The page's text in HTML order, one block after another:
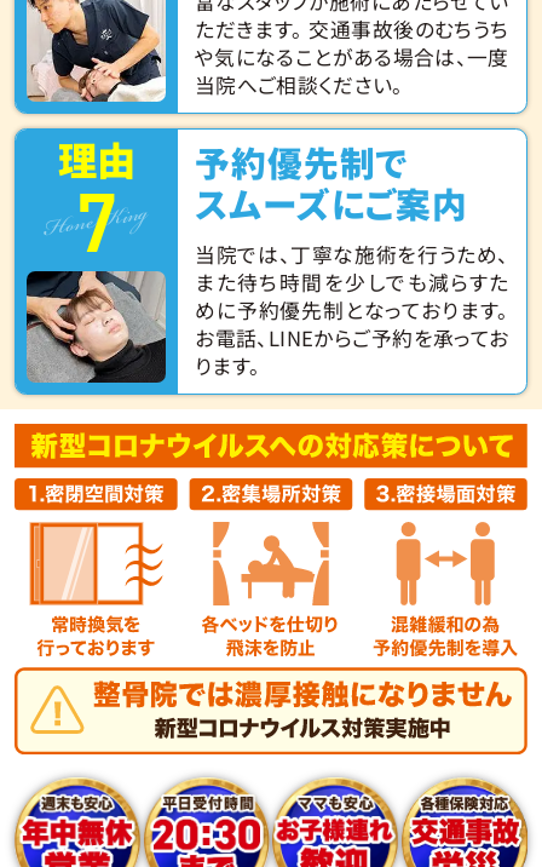
ただきます。 交通事故後のむちうち
や気になることがある場合は、一度
当院へご相談ください。
理由
7
Hone King
予約優先制で
スムーズにご案内
当院では、丁寧な施術を行うため、
また待ち時間を少しでも減らすた
めに予約優先制となっております。
お電話、LINEからご予約を承ってお
ります。